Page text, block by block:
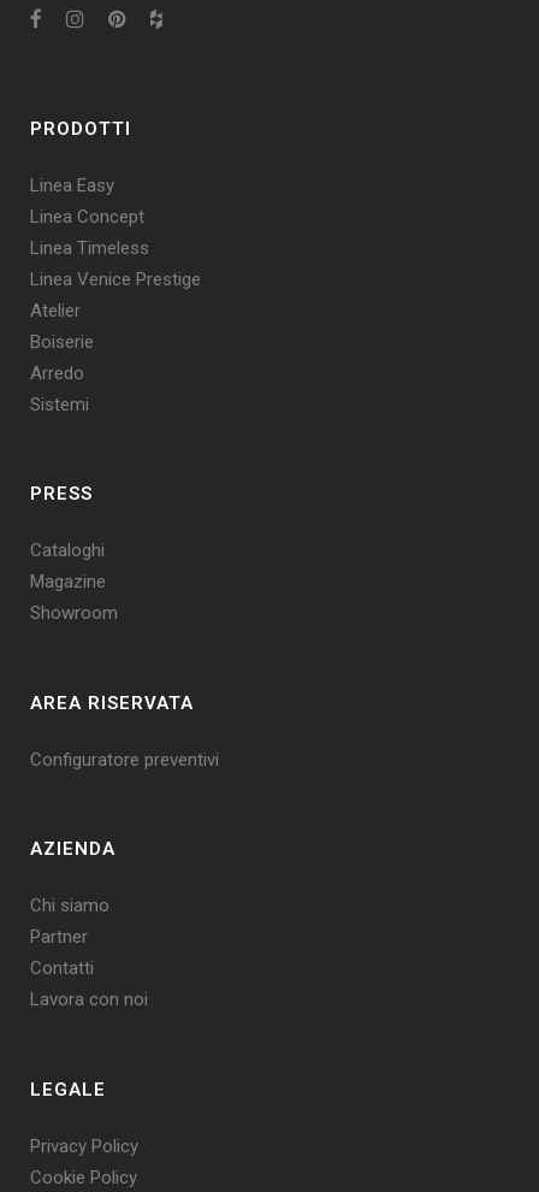
PRODOTTI
Linea Easy
Linea Concept
Linea Timeless
Linea Venice Prestige
Atelier
Boiserie
Arredo
Sistemi
PRESS
Cataloghi
Magazine
Showroom
AREA RISERVATA
Configuratore preventivi
AZIENDA
Chi siamo
Partner
Contatti
Lavora con noi
LEGALE
Privacy Policy
Cookie Policy